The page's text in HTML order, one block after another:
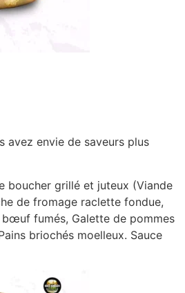
avez envie de saveurs plus
boucher grillé et juteux (Viande
de fromage raclette fondue,
fumés, Galette de pommes
briochés moelleux. Sauce